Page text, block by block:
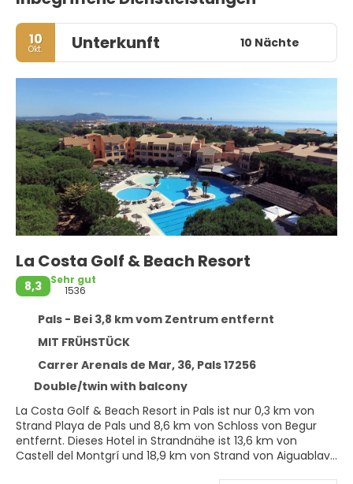
10
Okt. Unterkunft 10 Nächte
La Costa Golf & Beach Resort
8,3
Sehr gut
1536
Pals - Bei 3,8 km vom Zentrum entfernt
MIT FRÜHSTÜCK
Carrer Arenals de Mar, 36, Pals 17256
Double/twin with balcony
La Costa Golf & Beach Resort in Pals ist nur 0,3 km von
Strand Playa de Pals und 8,6 km von Schloss von Begur
entfernt. Dieses Hotel in Strandnähe ist 13,6 km von
Castell del Montgrí und 18,9 km von Strand von Aiguablava